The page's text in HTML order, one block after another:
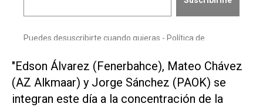
"Edson Álvarez (Fenerbahce), Mateo Chávez
(AZ Alkmaar) ⁠y Jorge Sánchez (PAOK) se
integran este ​día a la concentración ‌de la